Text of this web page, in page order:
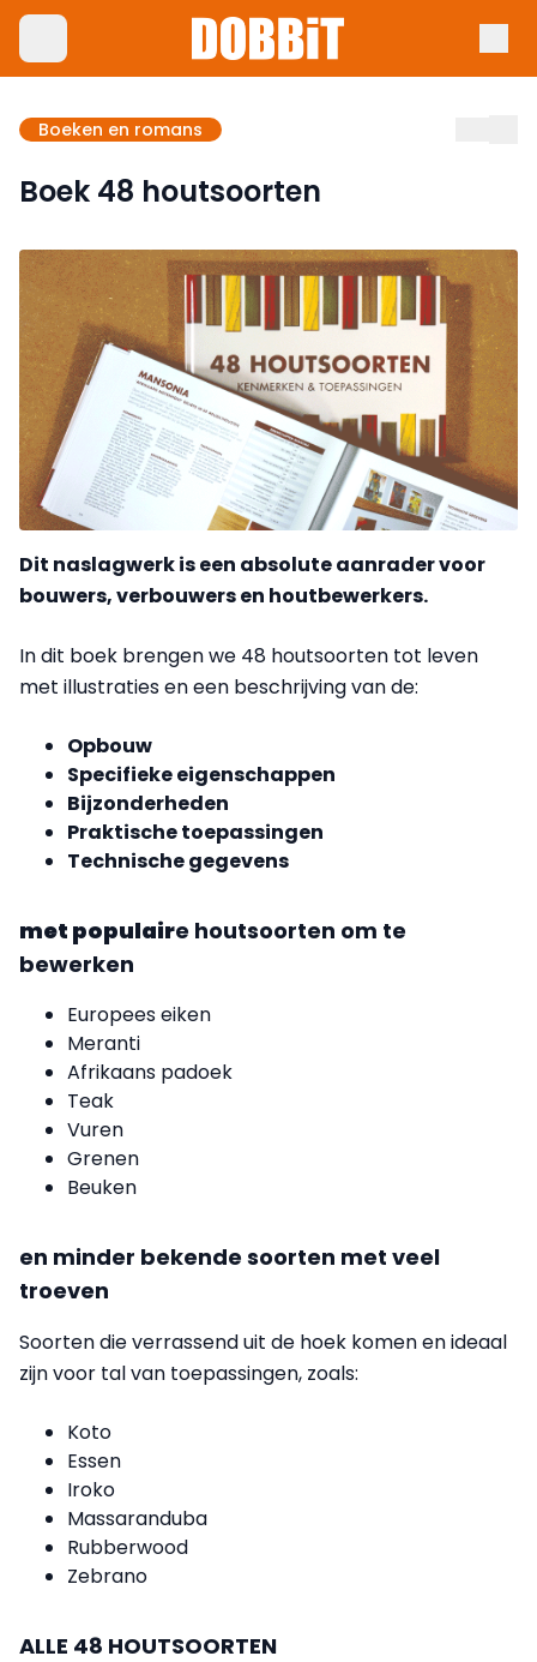
Boeken en romans
Boek 48 houtsoorten
Dit naslagwerk is een absolute aanrader voor
bouwers, verbouwers en houtbewerkers.
In dit boek brengen we 48 houtsoorten tot leven
met illustraties en een beschrijving van de:
Opbouw
Specifieke eigenschappen
Bijzonderheden
Praktische toepassingen
Technische gegevens
met populaire houtsoorten om te
bewerken
Europees eiken
Meranti
Afrikaans padoek
Teak
Vuren
Grenen
Beuken
en minder bekende soorten met veel
troeven
Soorten die verrassend uit de hoek komen en ideaal
zijn voor tal van toepassingen, zoals:
Koto
Essen
Iroko
Massaranduba
Rubberwood
Zebrano
ALLE 48 HOUTSOORTEN